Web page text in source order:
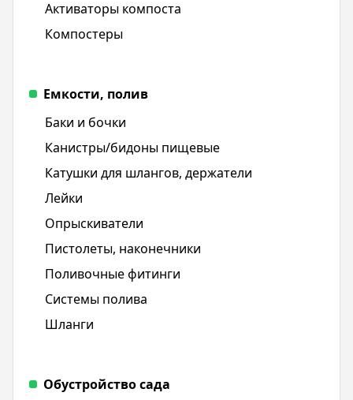
Активаторы компоста
Компостеры
Емкости, полив
Баки и бочки
Канистры/бидоны пищевые
Катушки для шлангов, держатели
Лейки
Опрыскиватели
Пистолеты, наконечники
Поливочные фитинги
Системы полива
Шланги
Обустройство сада